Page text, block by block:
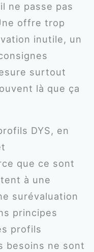
ne passe pas
offre trop
inutile, un
surtout
là que ça
DYS, en
que ce sont
à une
surévaluation
principes
profils
besoins ne sont